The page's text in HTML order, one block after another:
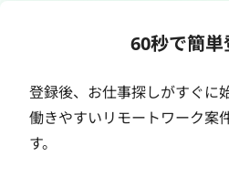
60秒で簡単
登録後、お仕事探しがすぐに
働きやすいリモートワーク案
す。